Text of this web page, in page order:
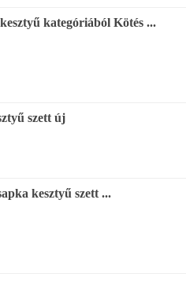
kategóriából Kötés ...
szett új
kesztyű szett ...